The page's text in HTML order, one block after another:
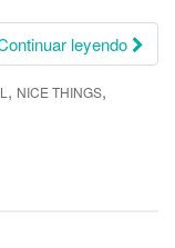
leyendo
, NICE THINGS,